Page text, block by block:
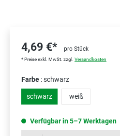
4,69 €* pro Stück
* Preise exkl. MwSt. zzgl. Versandkosten
Farbe : schwarz
schwarz weiß
Verfügbar in 5–7 Werktagen